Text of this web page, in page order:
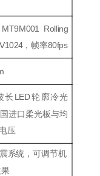
Rolling
，帧率80fps
长LED轮廓冷光
进口柔光板与均
压
系统，可调节机